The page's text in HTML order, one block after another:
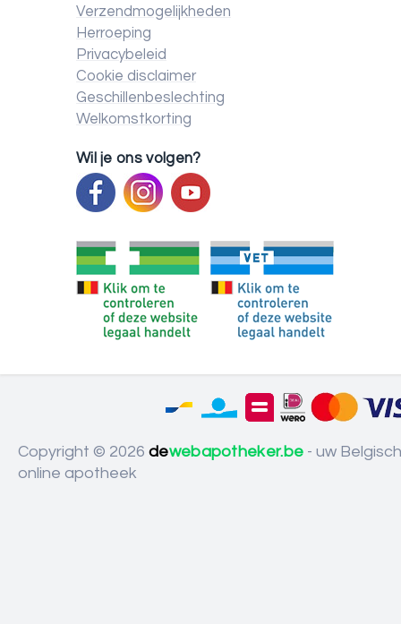
Verzendmogelijkheden
Herroeping
Privacybeleid
Cookie disclaimer
Geschillenbeslechting
Welkomstkorting
Wil je ons volgen?
Copyright © 2026 dewebapotheker.be - uw
online apotheek